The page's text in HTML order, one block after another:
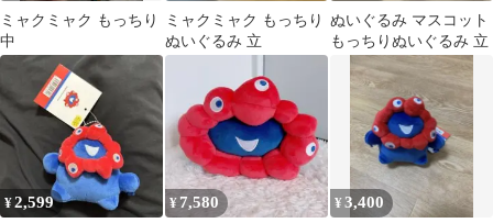
ミャクミャク もっちり
中
ミャクミャク もっちり
ぬいぐるみ 立
ぬいぐるみ マスコット
もっちりぬいぐるみ 立
¥2,599 ¥7,580 ¥3,400